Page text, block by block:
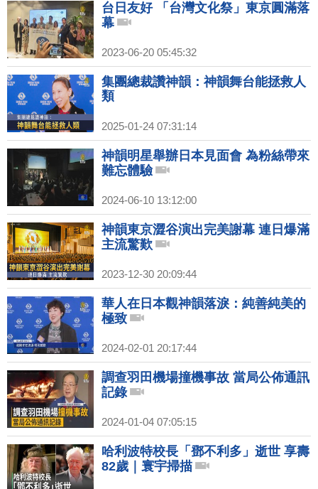
台日友好 「台灣文化祭」東京圓滿落
幕
2023-06-20 05:45:32
集團總裁讚神韻：神韻舞台能拯救人
類
2025-01-24 07:31:14
神韻明星舉辦日本見面會 為粉絲帶來
難忘體驗
2024-06-10 13:12:00
神韻東京澀谷演出完美謝幕 連日爆滿
主流驚歎
2023-12-30 20:09:44
華人在日本觀神韻落淚：純善純美的
極致
2024-02-01 20:17:44
調查羽田機場撞機事故 當局公佈通訊
記錄
2024-01-04 07:05:15
哈利波特校長「鄧不利多」逝世 享壽
82歲｜寰宇掃描